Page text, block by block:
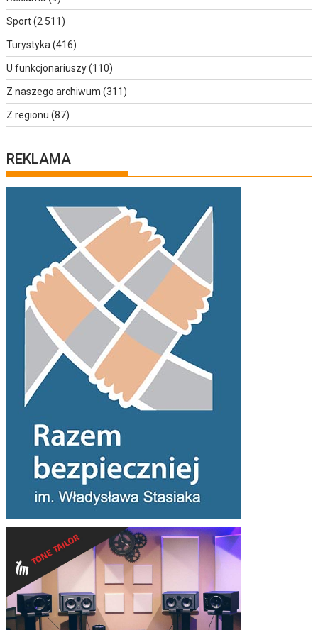
Sport(2 511)
Turystyka (416)
U funkcjonariuszy(110)
Z naszego archiwum (311)
Z regionu (87)
REKLAMA